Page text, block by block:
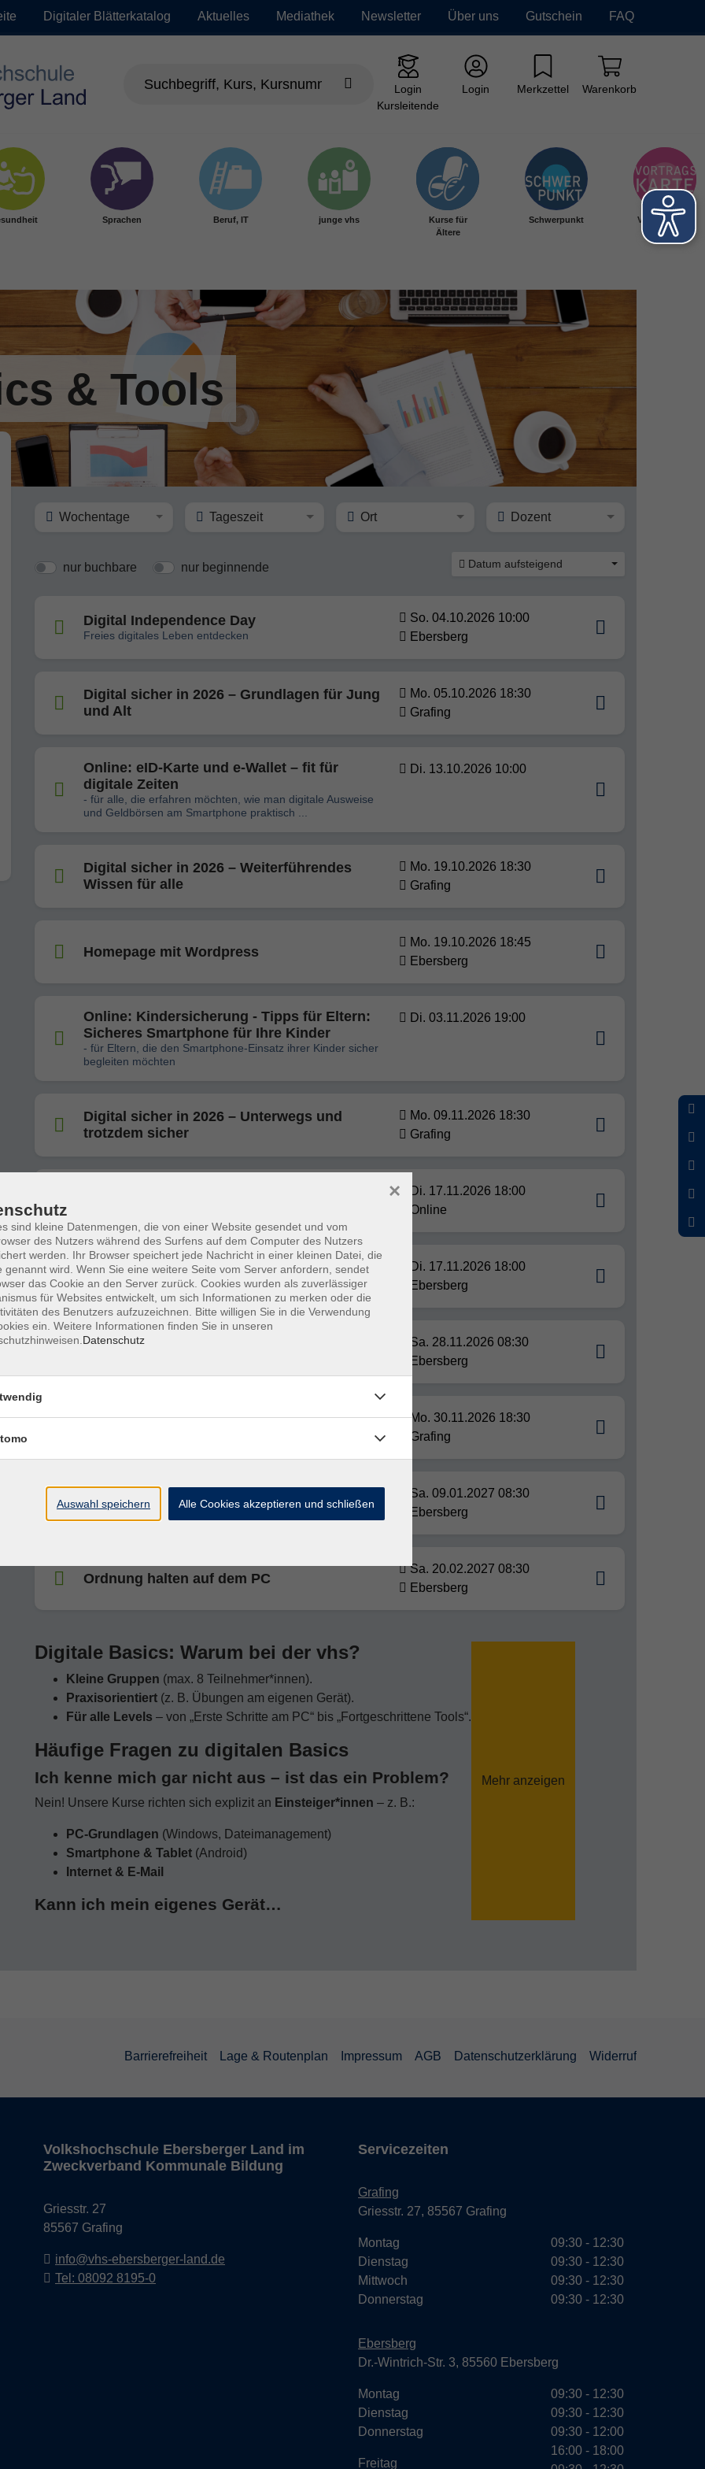
Digitaler Blätterkatalog Aktuelles Mediathek Newsletter Über uns Gutschein FAQ
Login
Kursleitende
Login Merkzettel Warenkorb
Sprachen Beruf, IT junge vhs
Kurse für
Ältere
Schwerpunkt Vortragskarte
& Tools
Wochentage Tageszeit Ort Dozent
nur buchbare nur beginnende Datum aufsteigend
Digital Independence Day
Freies digitales Leben entdecken
So. 04.10.2026 10:00
Ebersberg
Digital sicher in 2026 – Grundlagen für Jung
und Alt
Mo. 05.10.2026 18:30
Grafing
Online: eID-Karte und e-Wallet – fit für
digitale Zeiten
- für alle, die erfahren möchten, wie man digitale Ausweise
und Geldbörsen am Smartphone praktisch ...
Di. 13.10.2026 10:00
Digital sicher in 2026 – Weiterführendes
Wissen für alle
Mo. 19.10.2026 18:30
Grafing
Homepage mit Wordpress
Mo. 19.10.2026 18:45
Ebersberg
Online: Kindersicherung - Tipps für Eltern:
Sicheres Smartphone für Ihre Kinder
- für Eltern, die den Smartphone-Einsatz ihrer Kinder sicher
begleiten möchten
Di. 03.11.2026 19:00
Digital sicher in 2026 – Unterwegs und
trotzdem sicher
Mo. 09.11.2026 18:30
Grafing
Di. 17.11.2026 18:00
Online
10-Finger-System in wenigen Stunden
Di. 17.11.2026 18:00
Ebersberg
Sa. 28.11.2026 08:30
Ebersberg
Digital sicher in 2026 – Onlineshopping, aber
Mo. 30.11.2026 18:30
Grafing
PC-Aufbaukurs
Sa. 09.01.2027 08:30
Ebersberg
Ordnung halten auf dem PC
Sa. 20.02.2027 08:30
Ebersberg
Digitale Basics: Warum bei der vhs?
Kleine Gruppen (max. 8 Teilnehmer*innen).
Praxisorientiert (z. B. Übungen am eigenen Gerät).
Für alle Levels – von „Erste Schritte am PC“ bis „Fortgeschrittene Tools“.
Häufige Fragen zu digitalen Basics
Ich kenne mich gar nicht aus – ist das ein Problem?
Nein! Unsere Kurse richten sich explizit an Einsteiger*innen – z. B.:
PC-Grundlagen (Windows, Dateimanagement)
Smartphone & Tablet (Android)
Internet & E-Mail
Kann ich mein eigenes Gerät…
Mehr anzeigen
Barrierefreiheit Lage & Routenplan Impressum AGB Datenschutzerklärung Widerruf
Volkshochschule Ebersberger Land im
Zweckverband Kommunale Bildung
Griesstr. 27
85567 Grafing
info@vhs-ebersberger-land.de
Tel: 08092 8195-0
Servicezeiten
Grafing
Griesstr. 27, 85567 Grafing
Montag
Dienstag
Mittwoch
Donnerstag
09:30 - 12:30
09:30 - 12:30
09:30 - 12:30
09:30 - 12:30
Ebersberg
Dr.-Wintrich-Str. 3, 85560 Ebersberg
Montag
Dienstag
Donnerstag
Freitag
09:30 - 12:30
09:30 - 12:30
09:30 - 12:00
16:00 - 18:00
sind kleine Datenmengen, die von einer Website gesendet und vom
des Nutzers während des Surfens auf dem Computer des Nutzers
werden. Ihr Browser speichert jede Nachricht in einer kleinen Datei, die
genannt wird. Wenn Sie eine weitere Seite vom Server anfordern, sendet
das Cookie an den Server zurück. Cookies wurden als zuverlässiger
für Websites entwickelt, um sich Informationen zu merken oder die
des Benutzers aufzuzeichnen. Bitte willigen Sie in die Verwendung
ein. Weitere Informationen finden Sie in unseren
Datenschutz
×
Auswahl speichern Alle Cookies akzeptieren und schließen